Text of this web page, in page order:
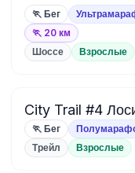
🏃 Бег
🏃 20 км
Шоссе Взрослые
City Trail #4
🏃 Бег
Трейл Взрослые